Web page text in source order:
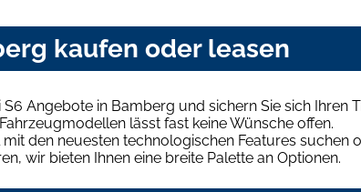
kaufen oder leasen
Angebote in Bamberg und sichern Sie sich Ihren
lässt fast keine Wünsche offen.
den neuesten technologischen Features
wir bieten Ihnen eine breite Palette an Optionen.